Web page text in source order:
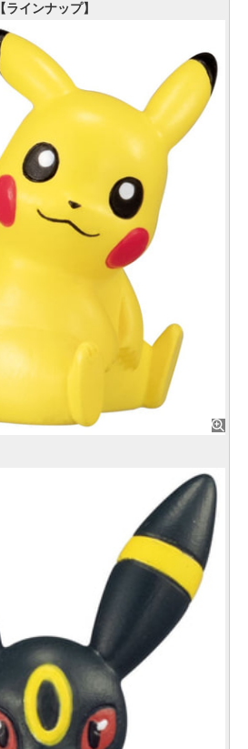
【ラインナップ】